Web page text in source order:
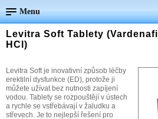
Menu
Levitra Soft Tablety (Vardenafil
HCl)
Levitra Soft je inovativní způsob léčby
erektilní dysfunkce (ED), protože ji
můžete užívat bez nutnosti zapíjení
vodou. Tablety se rozpouštějí v ústech
a rychle se vstřebávají v žaludku a
střevech. Je to nejlepší řešení pro